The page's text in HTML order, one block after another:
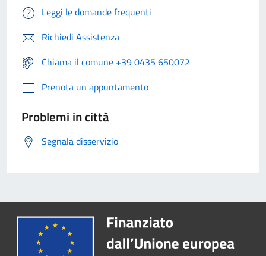
Leggi le domande frequenti
Richiedi Assistenza
Chiama il comune +39 0435 650072
Prenota un appuntamento
Problemi in città
Segnala disservizio